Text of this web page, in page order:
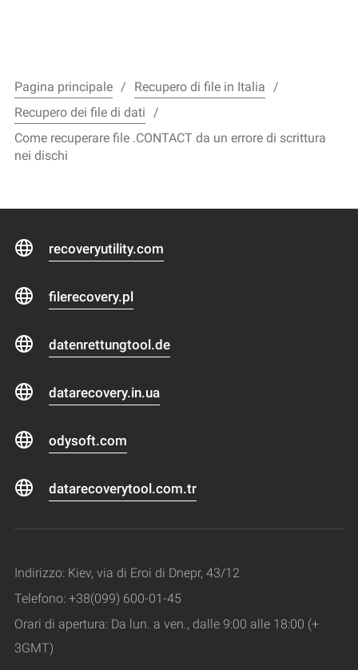
Pagina principale
Recupero di file in Italia
Recupero dei file di dati
Come recuperare file .CONTACT da un errore di scrittura
nei dischi
recoveryutility.com
filerecovery.pl
datenrettungtool.de
datarecovery.in.ua
odysoft.com
datarecoverytool.com.tr
Indirizzo: Kiev, via di Eroi di Dnepr, 43/12
Telefono: +38(099) 600-01-45
Orari di apertura: Da lun. a ven., dalle 9:00 alle 18:00 (+
3GMT)